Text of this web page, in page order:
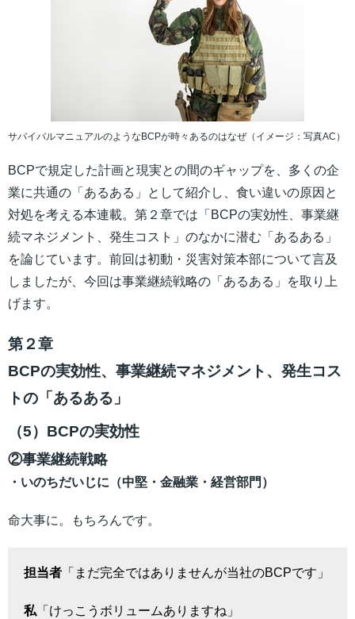
サバイバルマニュアルのようなBCPが時々あるのはなぜ（イメージ：写真AC）
BCPで規定した計画と現実との間のギャップを、多くの企
業に共通の「あるある」として紹介し、食い違いの原因と
対処を考える本連載。第２章では「BCPの実効性、事業継
続マネジメント、発生コスト」のなかに潜む「あるある」
を論じています。前回は初動・災害対策本部について言及
しましたが、今回は事業継続戦略の「あるある」を取り上
げます。
第２章
BCPの実効性、事業継続マネジメント、発生コス
トの「あるある」
（5）BCPの実効性
②事業継続戦略
・いのちだいじに（中堅・金融業・経営部門）
命大事に。もちろんです。
担当者 「まだ完全ではありませんが当社のBCPです」
私 「けっこうボリュームありますね」